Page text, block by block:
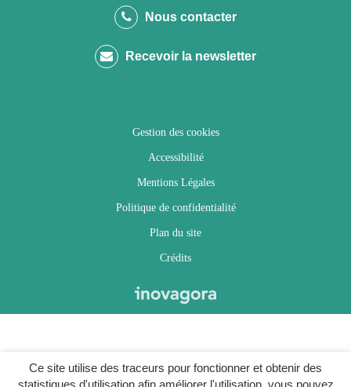
Ce site utilise des traceurs pour fonctionner et obtenir des
statistiques d'utilisation afin améliorer l'utilisation, vous pouvez
le
Facebook
le
Twitter
le
Instagram
Youtube
Nous contacter
Recevoir la newsletter
Gestion des cookies
Accessibilité
Mentions Légales
Politique de confidentialité
Plan du site
Crédits